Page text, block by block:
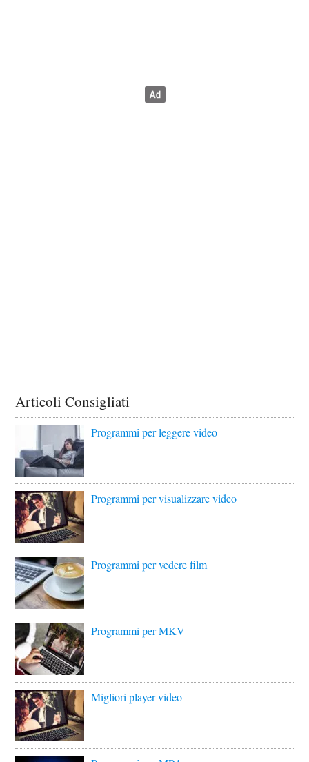
Articoli Consigliati
Programmi per leggere video
Programmi per visualizzare video
Programmi per vedere film
Programmi per MKV
Migliori player video